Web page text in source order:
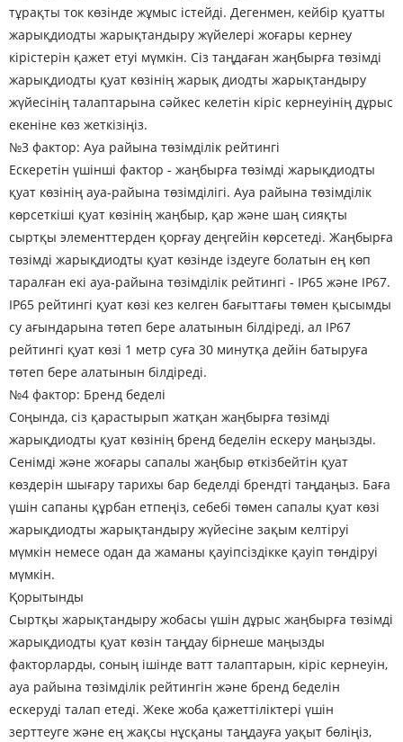
тұрақты ток көзінде жұмыс істейді. Дегенмен, кейбір қуатты
жарықдиодты жарықтандыру жүйелері жоғары кернеу
кірістерін қажет етуі мүмкін. Сіз таңдаған жаңбырға төзімді
жарықдиодты қуат көзінің жарық диодты жарықтандыру
жүйесінің талаптарына сәйкес келетін кіріс кернеуінің дұрыс
екеніне көз жеткізіңіз.
№3 фактор: Ауа райына төзімділік рейтингі
Ескеретін үшінші фактор - жаңбырға төзімді жарықдиодты
қуат көзінің ауа-райына төзімділігі. Ауа райына төзімділік
көрсеткіші қуат көзінің жаңбыр, қар және шаң сияқты
сыртқы элементтерден қорғау деңгейін көрсетеді. Жаңбырға
төзімді жарықдиодты қуат көзінде іздеуге болатын ең көп
таралған екі ауа-райына төзімділік рейтингі - IP65 және IP67.
IP65 рейтингі қуат көзі кез келген бағыттағы төмен қысымды
су ағындарына төтеп бере алатынын білдіреді, ал IP67
рейтингі қуат көзі 1 метр суға 30 минутқа дейін батыруға
төтеп бере алатынын білдіреді.
№4 фактор: Бренд беделі
Соңында, сіз қарастырып жатқан жаңбырға төзімді
жарықдиодты қуат көзінің бренд беделін ескеру маңызды.
Сенімді және жоғары сапалы жаңбыр өткізбейтін қуат
көздерін шығару тарихы бар беделді брендті таңдаңыз. Баға
үшін сапаны құрбан етпеңіз, себебі төмен сапалы қуат көзі
жарықдиодты жарықтандыру жүйесіне зақым келтіруі
мүмкін немесе одан да жаманы қауіпсіздікке қауіп төндіруі
мүмкін.
Қорытынды
Сыртқы жарықтандыру жобасы үшін дұрыс жаңбырға төзімді
жарықдиодты қуат көзін таңдау бірнеше маңызды
факторларды, соның ішінде ватт талаптарын, кіріс кернеуін,
ауа райына төзімділік рейтингін және бренд беделін
ескеруді талап етеді. Жеке жоба қажеттіліктері үшін
зерттеуге және ең жақсы нұсқаны таңдауға уақыт бөліңіз,